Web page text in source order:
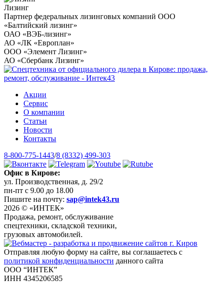
Лизинг
Партнер федеральных лизинговых компаний ООО
«Балтийский лизинг»
ОАО «ВЭБ-лизинг»
АО «ЛК «Европлан»
ООО «Элемент Лизинг»
АО «Сбербанк Лизинг»
Акции
Сервис
О компании
Статьи
Новости
Контакты
8-800-775-1443/8 (8332) 499-303
Офис в Кирове:
ул. Производственная, д. 29/2
пн-пт с 9.00 до 18.00
Пишите на почту: sap@intek43.ru
2026 © «ИНТЕК»
Продажа, ремонт, обслуживание
спецтехники, складской техники,
грузовых автомобилей.
Отправляя любую форму на сайте, вы соглашаетесь с
политикой конфиденциальности данного сайта
ООО “ИНТЕК”
ИНН 4345206585